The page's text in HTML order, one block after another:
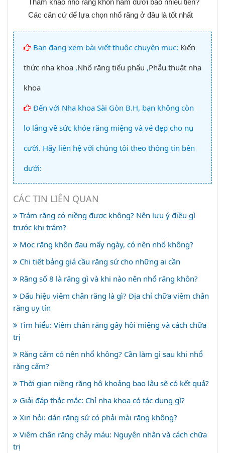
Tham khảo nhổ răng khôn hàm dưới bao nhiêu tiền?
Các căn cứ để lựa chọn nhổ răng ở đâu là tốt nhất
Bạn đang xem bài viết thuộc chuyên mục: Kiến
thức nha khoa ,Nhổ răng tiểu phẩu ,Phẫu thuật nha
khoa
Đến với Nha khoa Sài Gòn B.H, bạn không còn
lo lắng về sức khỏe răng miệng và vẻ đẹp cho nụ
cười. Hãy liên hệ với chúng tôi theo thông tin bên
dưới:
CÁC TIN LIÊN QUAN
Trám răng có niềng được không? Nên lưu ý điều gì
trước khi trám?
Mọc răng khôn đau mấy ngày, có nên nhổ không?
Chi tiết bảng giá cầu răng sứ cho những ai cần
Răng số 8 là răng gì và khi nào nên nhổ răng khôn?
Dấu hiệu viêm chân răng là gì? Địa chỉ chữa viêm chân
răng uy tín
Tìm hiểu: Viêm chân răng gây hôi miệng và cách chữa
trị
Răng cấm có nên nhổ không? Cần làm gì sau khi nhổ
răng cấm?
Thời gian niềng răng hô khoảng bao lâu sẽ có kết quả?
Giải đáp thắc mắc: Chỉ nha khoa có tác dụng gì?
Xin hỏi: dán răng sứ có phải mài răng không?
Viêm chân răng chảy máu: Nguyên nhân và cách chữa
trị